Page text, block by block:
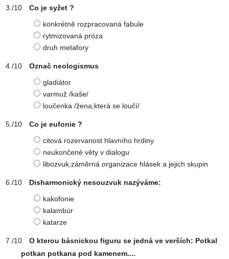
Co je syžet ?
konkrétně rozpracovaná fabule
rytmizovaná próza
druh metafory
Označ neologismus
gladiátor
varmuž /kaše/
loučenka /žena,která se loučí/
Co je eufonie ?
citová rozervanost hlavního hrdiny
neukončené věty v dialogu
libozvuk,záměrná organizace hlásek a jejich skupin
Disharmonický nesouzvuk nazýváme:
kakofonie
kalambúr
katarze
O kterou básnickou figuru se jedná ve verších: Potkal
potkan potkana pod kamenem....